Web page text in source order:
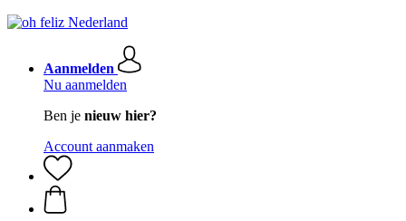
Aanmelden
Nu aanmelden
Ben je nieuw hier?
Account aanmaken